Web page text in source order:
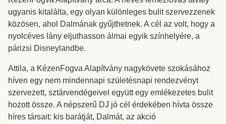
ugyanis kitalálta, egy olyan különleges bulit szervezzenek
közösen, ahol Dalmának gyűjthetnek. A cél az volt, hogy a
nyolcéves lány eljuthasson álmai egyik színhelyére, a
párizsi Disneylandbe.
Attila, a KézenFogva Alapítvány nagykövete szokásához
híven egy nem mindennapi születésnapi rendezvényt
szervezett, sztárvendégeivel együtt egy emlékezetes bulit
hozott össze. A népszerű DJ jó cél érdekében hívta össze
híres társait: kis barátját, Dalmát, az akció